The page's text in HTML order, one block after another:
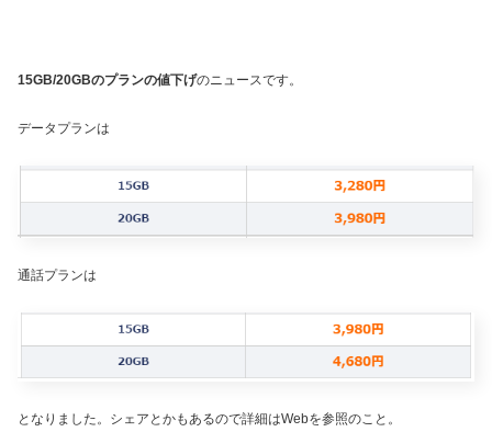
15GB/20GBのプランの値下げのニュースです。
データプランは
通話プランは
となりました。シェアとかもあるので詳細はWebを参照のこと。